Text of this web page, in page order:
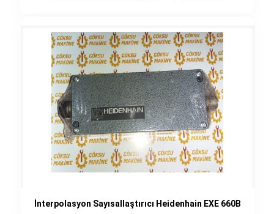
İnterpolasyon Sayısallaştırıcı Heidenhain EXE 660B